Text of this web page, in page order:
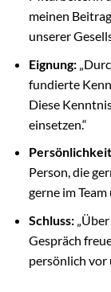
meinen
unserer
Eignung:
fundierte
Diese
einsetzen.“
Person, die
gerne im
Schluss:„Über
Gespräch
persönlich vor